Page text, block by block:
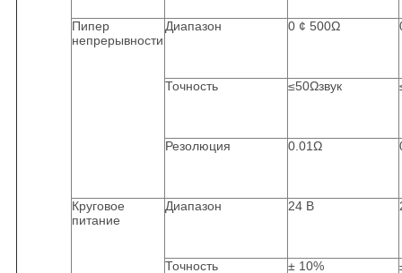
Пипер
непрерывности
Диапазон 0 ¢ 500Ω
Точность ≤50Ωзвук
Резолюция 0.01Ω
Круговое
питание
Диапазон 24 В
Точность ± 10%